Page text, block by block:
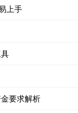
上手
要求解析